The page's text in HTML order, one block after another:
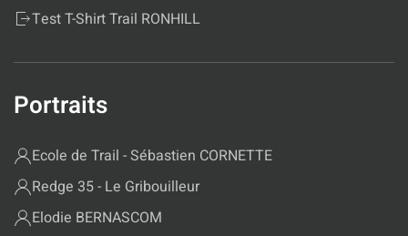
Test T-Shirt Trail RONHILL
Portraits
Ecole de Trail - Sébastien CORNETTE
Redge 35 - Le Gribouilleur
Elodie BERNASCOM